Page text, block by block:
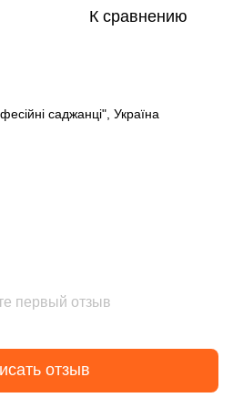
К сравнению
саджанці", Україна
первый отзыв
отзыв